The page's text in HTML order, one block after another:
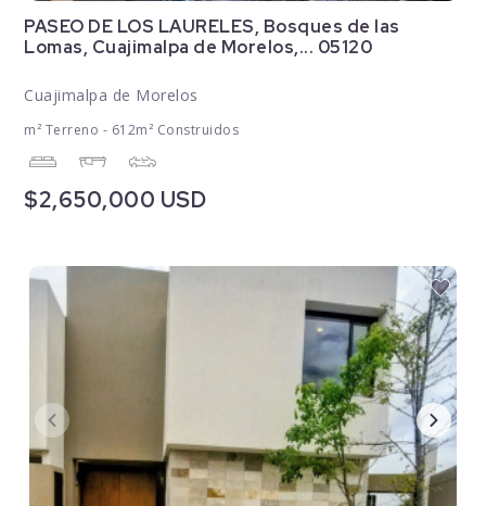
PASEO DE LOS LAURELES, Bosques de las
Lomas, Cuajimalpa de Morelos,... 05120
Cuajimalpa de Morelos
m² Terreno - 612m² Construidos
$2,650,000 USD